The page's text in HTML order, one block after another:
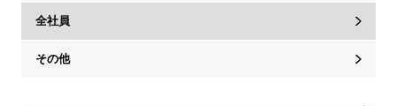
全社員
その他